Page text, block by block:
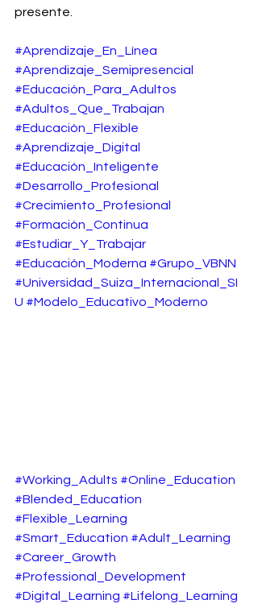
presente.
#Aprendizaje_En_Línea
#Aprendizaje_Semipresencial
#Educación_Para_Adultos
#Adultos_Que_Trabajan
#Educación_Flexible
#Aprendizaje_Digital
#Educación_Inteligente
#Desarrollo_Profesional
#Crecimiento_Profesional
#Formación_Continua
#Estudiar_Y_Trabajar
#Educación_Moderna #Grupo_VBNN
#Universidad_Suiza_Internacional_SI
U #Modelo_Educativo_Moderno
#Working_Adults #Online_Education
#Blended_Education
#Flexible_Learning
#Smart_Education #Adult_Learning
#Career_Growth
#Professional_Development
#Digital_Learning #Lifelong_Learning